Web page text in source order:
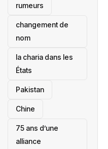
rumeurs
changement de
nom
la charia dans les
États
‎Pakistan
Chine
75 ans d’une
alliance